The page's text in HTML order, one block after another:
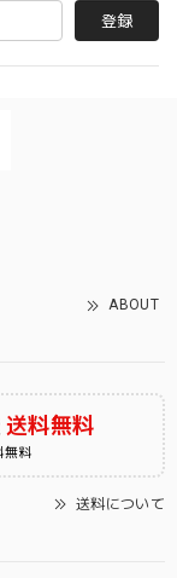
登録
ABOUT
送料無料
無料
送料について